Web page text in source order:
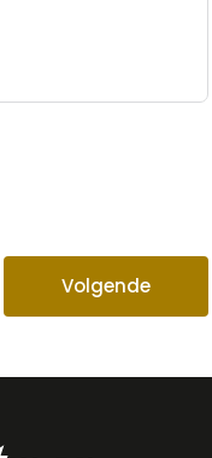
Volgende